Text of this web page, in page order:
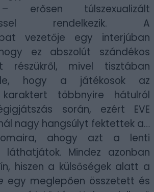
erősen túlszexualizált
rendelkezik. A
vezetője egy interjúban
ez abszolút szándékos
részükről, mivel tisztában
hogy a játékosok az
többnyire hátulról
során, ezért EVE
nagy hangsúlyt fektettek a…
ahogy azt a lenti
Mindez azonban
hiszen a külsőségek alatt a
egy meglepően összetett és